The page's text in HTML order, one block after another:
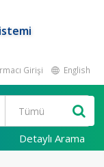
Girişi English
Detaylı Arama